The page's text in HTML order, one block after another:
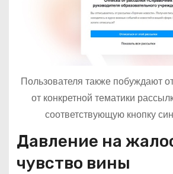
Пользователя также побуждают
от конкретной тематики
соответствующую кнопку
Давление на
чувство вины